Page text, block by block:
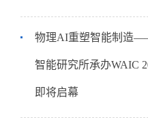
物理AI重塑智能制造
智能研究所承办WAIC
即将启幕